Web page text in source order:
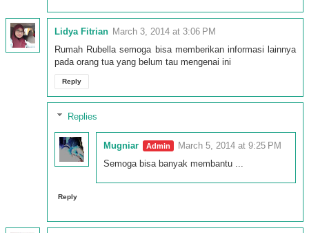
Lidya Fitrian March 3, 2014 at 3:06 PM
Rumah Rubella semoga bisa memberikan informasi lainnya
pada orang tua yang belum tau mengenai ini
Reply
Replies
Mugniar
March 5, 2014 at 9:25 PM
Semoga bisa banyak membantu ...
Reply